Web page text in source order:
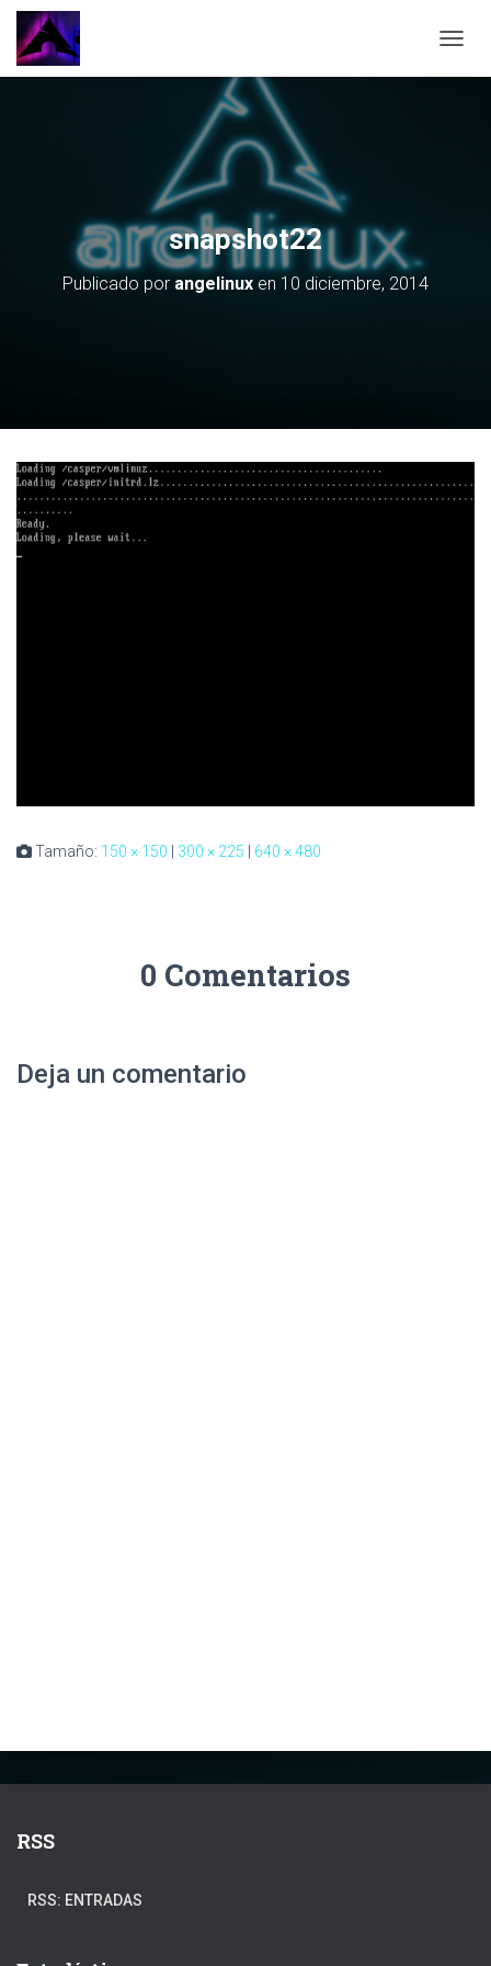
snapshot22
Publicado por angelinux en 10 diciembre, 2014
Tamaño: 150 × 150 | 300 × 225 | 640 × 480
0 Comentarios
Deja un comentario
RSS
RSS: ENTRADAS